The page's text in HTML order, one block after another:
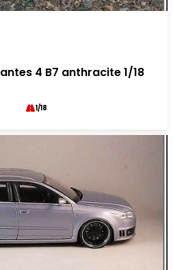
4 B7 anthracite 1/18
1/18